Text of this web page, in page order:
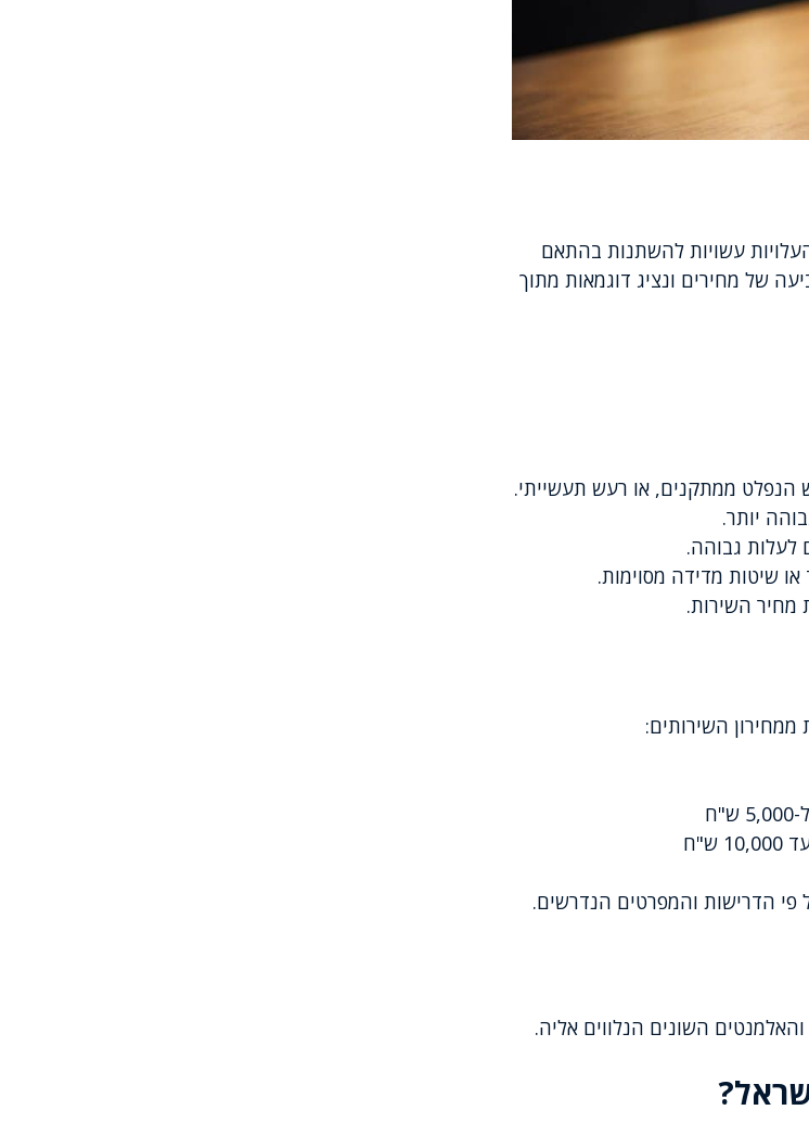
עשויות להשתנות בהתאם
של מחירים ונציג דוגמאות מתוך
הנפלט ממתקנים, או רעש תעשייתי.
יותר.
לעלות גבוהה.
שיטות מדידה מסוימות.
מחיר השירות.
השירותים:
פי הדרישות והמפרטים הנדרשים.
השונים הנלווים אליה.